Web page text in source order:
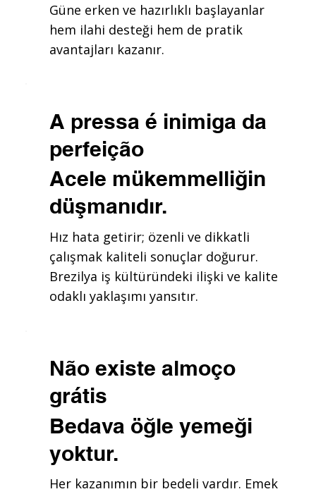
Güne erken ve hazırlıklı başlayanlar
hem ilahi desteği hem de pratik
avantajları kazanır.
A pressa é inimiga da
perfeição
Acele mükemmelliğin
düşmanıdır.
Hız hata getirir; özenli ve dikkatli
çalışmak kaliteli sonuçlar doğurur.
Brezilya iş kültüründeki ilişki ve kalite
odaklı yaklaşımı yansıtır.
Não existe almoço
grátis
Bedava öğle yemeği
yoktur.
Her kazanımın bir bedeli vardır. Emek